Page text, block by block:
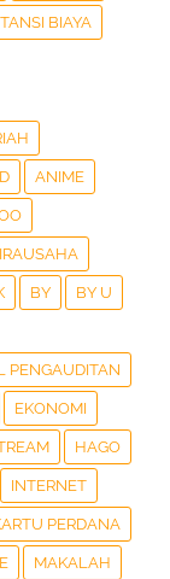
BIAYA
ANIME
BY BY U
PENGAUDITAN
EKONOMI
HAGO
INTERNET
PERDANA
MAKALAH